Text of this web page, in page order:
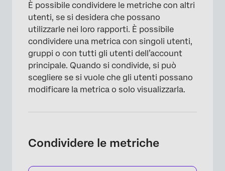
È possibile condividere le metriche con altri
utenti, se si desidera che possano
utilizzarle nei loro rapporti. È possibile
condividere una metrica con singoli utenti,
gruppi o con tutti gli utenti dell’account
principale. Quando si condivide, si può
scegliere se si vuole che gli utenti possano
modificare la metrica o solo visualizzarla.
Condividere le metriche